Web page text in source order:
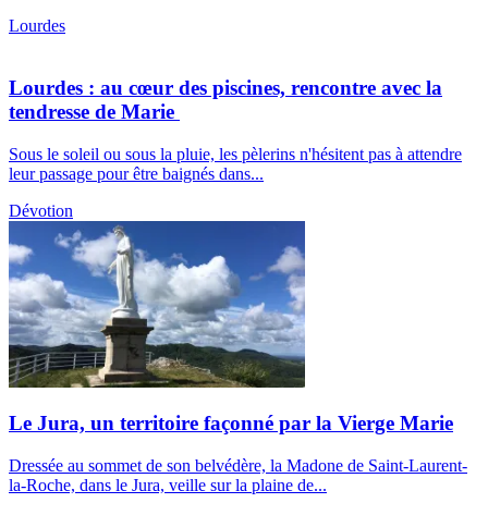
Lourdes
Lourdes : au cœur des piscines, rencontre avec la
tendresse de Marie
Sous le soleil ou sous la pluie, les pèlerins n'hésitent pas à attendre
leur passage pour être baignés dans...
Dévotion
Le Jura, un territoire façonné par la Vierge Marie
Dressée au sommet de son belvédère, la Madone de Saint-Laurent-
la-Roche, dans le Jura, veille sur la plaine de...